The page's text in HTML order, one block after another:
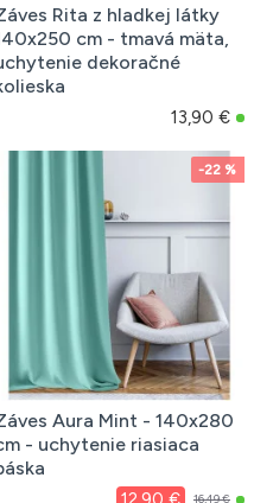
Rita z hladkej látky
cm - tmavá mäta,
dekoračné
13,90 €
-22 %
Aura Mint - 140x280
- uchytenie riasiaca
16,49 €